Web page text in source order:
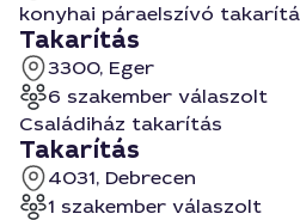
konyhai páraelszívó
Takarítás
3300, Eger
6 szakember válaszolt
Családiház takarítás
Takarítás
4031, Debrecen
1 szakember válaszolt